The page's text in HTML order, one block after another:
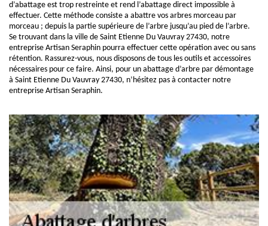
d’abattage est trop restreinte et rend l’abattage direct impossible à
effectuer. Cette méthode consiste a abattre vos arbres morceau par
morceau ; depuis la partie supérieure de l’arbre jusqu’au pied de l’arbre.
Se trouvant dans la ville de Saint Etienne Du Vauvray 27430, notre
entreprise Artisan Seraphin pourra effectuer cette opération avec ou sans
rétention. Rassurez-vous, nous disposons de tous les outils et accessoires
nécessaires pour ce faire. Ainsi, pour un abattage d’arbre par démontage
à Saint Etienne Du Vauvray 27430, n’hésitez pas à contacter notre
entreprise Artisan Seraphin.